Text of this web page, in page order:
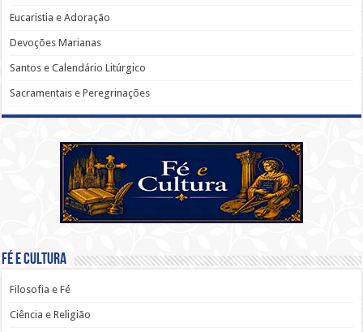
Eucaristia e Adoração
Devoções Marianas
Santos e Calendário Litúrgico
Sacramentais e Peregrinações
Fé e Cultura
Filosofia e Fé
Ciência e Religião